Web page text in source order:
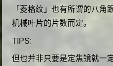
「菱格纹」也有所谓的八角
机械叶片的片数而定。
TIPS:
但也并非只要是定焦镜就一